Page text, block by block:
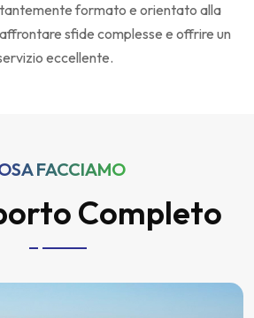
formato e orientato alla
sfide complesse e offrire un
eccellente.
FACCIAMO
Completo